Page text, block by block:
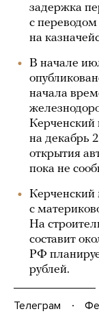
задержка
с переводом
на
В начале
начала
Керченский
на декабрь
открытия
пока не
Керченский
с
На
составит
РФ
рублей.
Телеграм